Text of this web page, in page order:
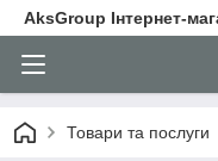
AksGroup Інтернет-
Товари та послуги